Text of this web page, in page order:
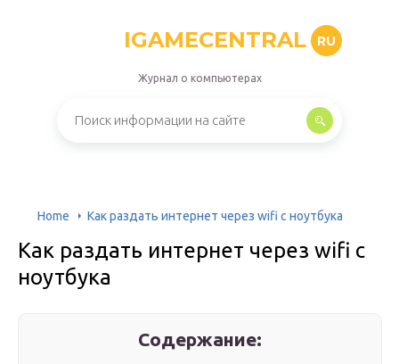
IGAMECENTRAL RU
Журнал о компьютерах
Home Как раздать интернет через wifi с ноутбука
Как раздать интернет через wifi с
ноутбука
Содержание: